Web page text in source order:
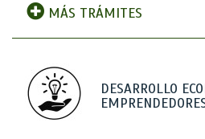
MÁS TRÁMITES
DESARROLLO